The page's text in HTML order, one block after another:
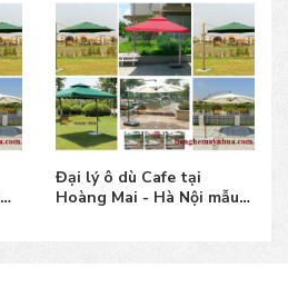
Đại lý ô dù Cafe tại
Hoàng Mai - Hà Nội mẫu